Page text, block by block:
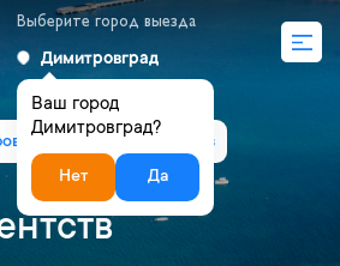
Выберите город выезда
Димитровград
Ваш город
Димитровград?
Нет Да
Для турагентств